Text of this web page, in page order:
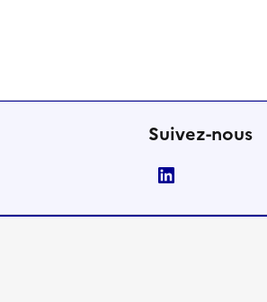
Suivez-nous